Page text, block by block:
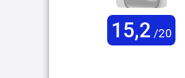
15,2 /20